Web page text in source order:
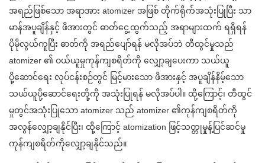
အရည်ဖြစ်သော အရာအား atomizer အဖြစ် တိုက်ရိုက်အသုံးပြုပြီး သာ
မာန်အပူချိန်နှင့် ဖိအားတွင် ဓာတ်ငွေ့ထွက်သည့် အရာများထက် ရရှိရန်
ပိုမိုလွယ်ကူပြီး ဓာတ်ကို အရည်ပျော်ရန် မလိုအပ်ဘဲ တီထွင်မှုသည်
atomizer ၏ ဝယ်ယူမှုကုန်ကျစရိတ်ကို လျှော့ချပေးကာ သယ်ယူ
ပို့ဆောင်ရေး လုပ်ငန်းစဉ်တွင် မြင့်မားသော ဖိအားနှင့် အပူချိန်နိမ့်သော
သယ်ယူပို့ဆောင်ရေးတို့ကို အသုံးပြုရန် မလိုအပ်ပါ။ ထို့ကြောင့်၊ တီထွင်
မှုတွင်အသုံးပြုသော atomizer သည် atomizer ၏ကုန်ကျစရိတ်ကို
အလွန်လျှော့ချနိုင်ပြီး၊ ထို့ကြောင့် atomization ဖြင့်သတ္တုမှုန့်ပြင်ဆင်မှု
ကုန်ကျစရိတ်ကိုလျှော့ချနိုင်သည်။